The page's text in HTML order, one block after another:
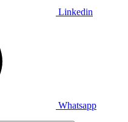
Linkedin
Whatsapp